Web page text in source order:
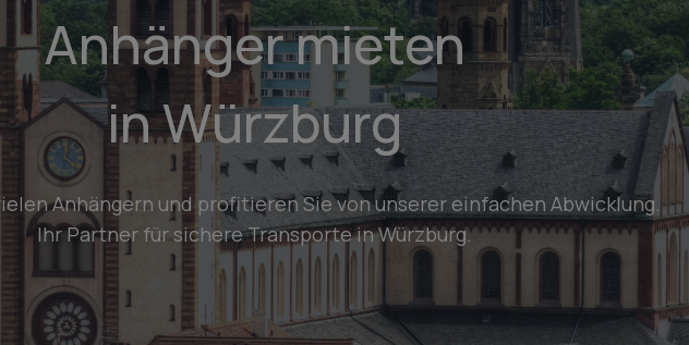
Anhänger mieten
in Würzburg
Anhängern und profitieren Sie von unserer einfachen Abwicklung.
Ihr Partner für sichere Transporte in Würzburg.